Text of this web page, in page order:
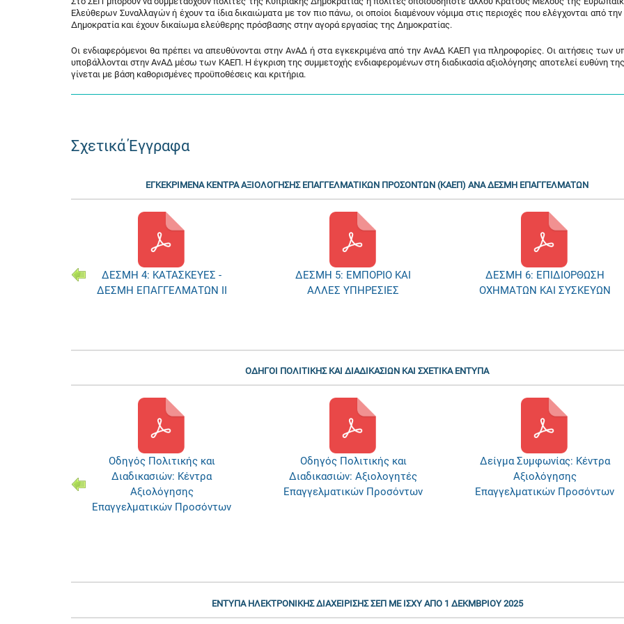
Ελεύθερων Συναλλαγών ή έχουν τα ίδια δικαιώματα με τον πιο πάνω, οι οποίοι διαμένουν νόμιμα στις περιοχές που ελέγχονται από
Δημοκρατία και έχουν δικαίωμα ελεύθερης πρόσβασης στην αγορά εργασίας της Δημοκρατίας.
Οι ενδιαφερόμενοι θα πρέπει να απευθύνονται στην ΑνΑΔ ή στα εγκεκριμένα από την ΑνΑΔ ΚΑΕΠ για πληροφορίες. Οι αιτήσεις των
υποβάλλονται στην ΑνΑΔ μέσω των ΚΑΕΠ. Η έγκριση της συμμετοχής ενδιαφερομένων στη διαδικασία αξιολόγησης αποτελεί ευθύνη
γίνεται με βάση καθορισμένες προϋποθέσεις και κριτήρια.
Σχετικά Έγγραφα
ΕΓΚΕΚΡΙΜΕΝΑ ΚΕΝΤΡΑ ΑΞΙΟΛΟΓΗΣΗΣ ΕΠΑΓΓΕΛΜΑΤΙΚΩΝ ΠΡΟΣΟΝΤΩΝ (ΚΑΕΠ) ΑΝΑ ΔΕΣΜΗ ΕΠΑΓΓΕΛΜΑΤΩΝ
ΔΕΣΜΗ 5: ΕΜΠΟΡΙΟ ΚΑΙ
ΑΛΛΕΣ ΥΠΗΡΕΣΙΕΣ
ΔΕΣΜΗ 6: ΕΠΙΔΙΟΡΘΩΣΗ
ΟΧΗΜΑΤΩΝ ΚΑΙ ΣΥΣΚΕΥΩΝ
ΔΕΣΜΗ 7: ΤΟΥΡΙΣΜΟΣ,
ΞΕΝΟΔΟΧΕΙΑ ΚΑΙ
ΟΔΗΓΟΙ ΠΟΛΙΤΙΚΗΣ ΚΑΙ ΔΙΑΔΙΚΑΣΙΩΝ ΚΑΙ ΣΧΕΤΙΚΑ ΕΝΤΥΠΑ
Οδηγός Πολιτικής και
Διαδικασιών: Αξιολογητές
Επαγγελματικών Προσόντων
Δείγμα Συμφωνίας: Κέντρα
Αξιολόγησης
Επαγγελματικών Προσόντων
Δείγμα Συμφωνίας:
Αξιολογητές
Επαγγελματικών Προσόντων
ΕΝΤΥΠΑ ΗΛΕΚΤΡΟΝΙΚΗΣ ΔΙΑΧΕΙΡΙΣΗΣ ΣΕΠ ΜΕ ΙΣΧΥ ΑΠΟ 1 ΔΕΚΜΒΡΙΟΥ 2025